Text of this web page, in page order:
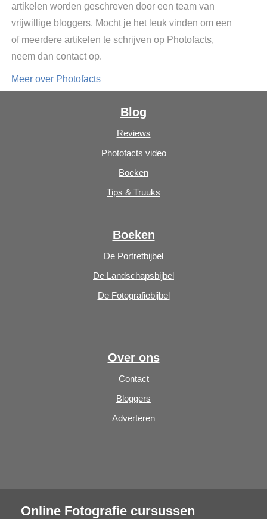
artikelen worden geschreven door een team van
vrijwillige bloggers. Mocht je het leuk vinden om een
of meerdere artikelen te schrijven op Photofacts,
neem dan contact op.
Meer over Photofacts
Blog
Reviews
Photofacts video
Boeken
Tips & Truuks
Boeken
De Portretbijbel
De Landschapsbijbel
De Fotografiebijbel
Over ons
Contact
Bloggers
Adverteren
Online Fotografie cursussen